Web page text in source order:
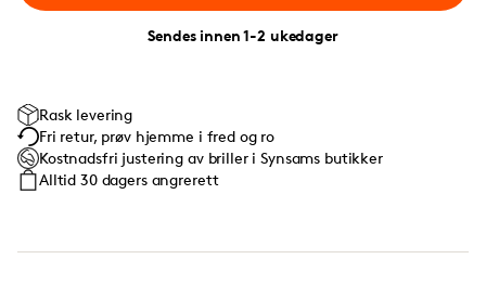
Sendes innen 1-2 ukedager
Rask levering
Fri retur, prøv hjemme i fred og ro
Kostnadsfri justering av briller i Synsams butikker
Alltid 30 dagers angrerett